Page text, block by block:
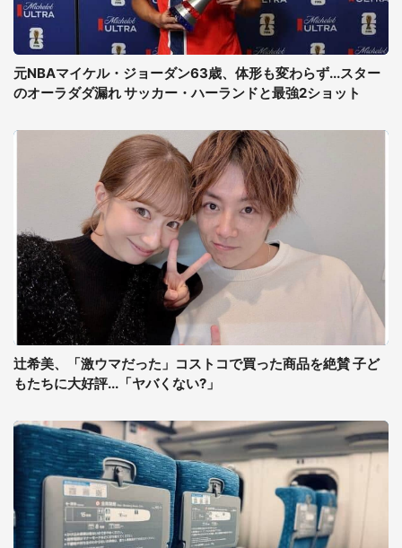
元NBAマイケル・ジョーダン63歳、体形も変わらず...スター
のオーラダダ漏れ サッカー・ハーランドと最強2ショット
辻希美、「激ウマだった」コストコで買った商品を絶賛 子ど
もたちに大好評...「ヤバくない?」